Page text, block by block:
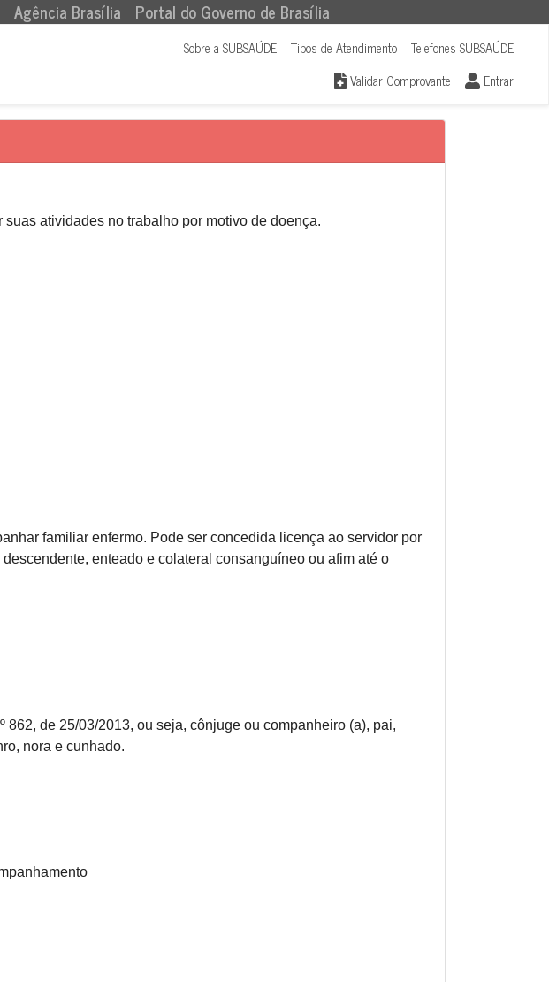
Agência Brasília Portal do Governo de Brasília
Sobre a SUBSAÚDE Tipos de Atendimento
Telefones SUBSAÚDE
Validar Comprovante
Entrar
atividades no trabalho por motivo de doença.
familiar enfermo. Pode ser concedida licença ao servidor por
enteado e colateral consanguíneo ou afim até o
de 25/03/2013, ou seja, cônjuge ou companheiro (a), pai,
nora e cunhado.